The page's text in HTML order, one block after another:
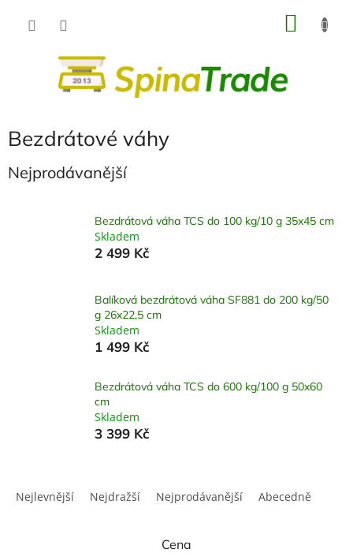
Bezdrátové váhy
Nejprodávanější
Bezdrátová váha TCS do 100 kg/10 g 35x45 cm
Skladem
2 499 Kč
Balíková bezdrátová váha SF881 do 200 kg/50
g 26x22,5 cm
Skladem
1 499 Kč
Bezdrátová váha TCS do 600 kg/100 g 50x60
cm
Skladem
3 399 Kč
Nejlevnější Nejdražší Nejprodávanější Abecedně
Cena